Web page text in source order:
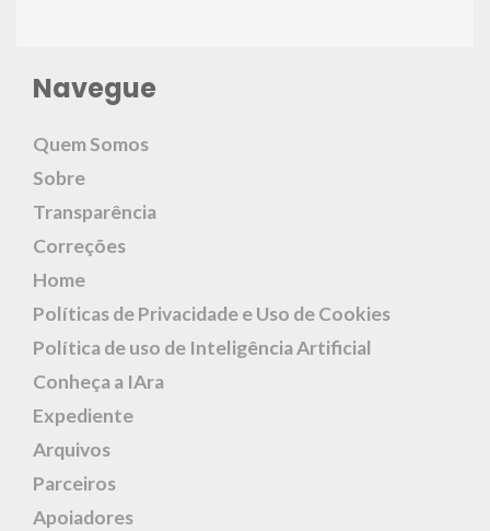
Navegue
Quem Somos
Sobre
Transparência
Correções
Home
Políticas de Privacidade e Uso de Cookies
Política de uso de Inteligência Artificial
Conheça a IAra
Expediente
Arquivos
Parceiros
Apoiadores